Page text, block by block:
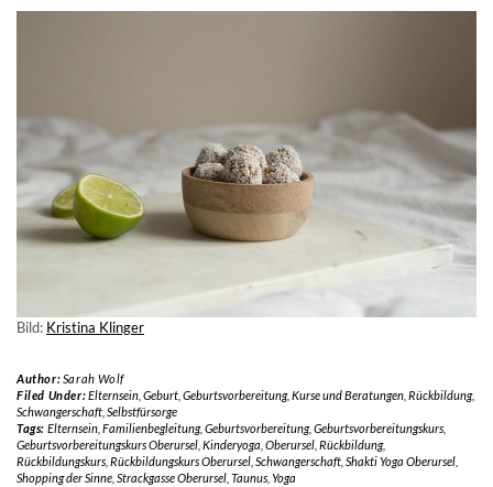
Bild: Kristina Klinger
Author:Sarah Wolf
Filed Under:Elternsein, Geburt, Geburtsvorbereitung, Kurse und Beratungen, Rückbildung,
Schwangerschaft Selbstfürsorge
Tags: Elternsein, Familienbegleitung, Geburtsvorbereitung, Geburtsvorbereitungskurs,
Geburtsvorbereitungskurs Oberursel Kinderyoga Oberursel Rückbildung,
Rückbildungskurs Rückbildungskurs Oberursel Schwangerschaft Shakti Yoga Oberursel
Shopping der Sinne Strackgasse Oberursel Taunus Yoga